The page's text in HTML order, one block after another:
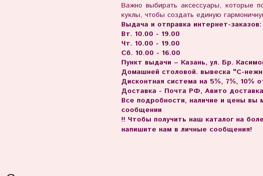
Важно выбирать аксессуары, которые
куклы, чтобы создать единую
Выдача и отправка интернет-заказов:
Вт. 10.00 - 19.00
Чт. 10.00 - 19.00
Сб. 10.00 - 16.00
Пункт выдачи – Казань, ул. Бр.
Домашней столовой. вывеска "С-
Дисконтная система на 5%, 7%, 10%
Доставка - Почта РФ, Авито
Все подробности, наличие и цены вы
сообщении
!! Чтобы получить наш каталог на
напишите нам в личные сообщения!